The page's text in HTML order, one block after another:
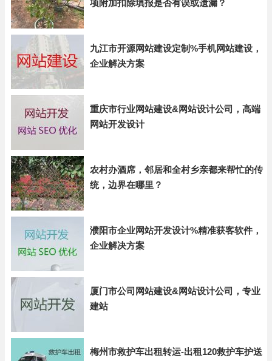
项附加扣除填报是否有误或遗漏？
九江市开源网站建设定制%手机网站建设，
企业解决方案
重庆市行业网站建设&网站设计公司，高端
网站开发设计
农村办酒席，邻居和全村乡亲都来帮忙的传
统，边界在哪里？
濮阳市企业网站开发设计%精准获客软件，
企业解决方案
厦门市公司网站建设&网站设计公司，专业
建站
梅州市救护车出租转运-出租120救护车护送